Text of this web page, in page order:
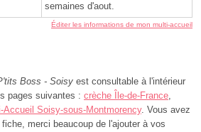
semaines d'aout.
Éditer les informations de mon multi-accueil
Boss - Soisy est consultable à l'intérieur
pages suivantes : crèche Île-de-France,
Accueil Soisy-sous-Montmorency. Vous avez
merci beaucoup de l'ajouter à vos